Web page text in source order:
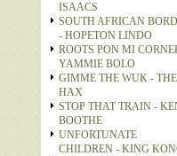
ISAACS
SOUTH AFRICAN
- HOPETON LINDO
ROOTS PON MI
YAMMIE BOLO
GIMME THE WUK - THE
HAX
STOP THAT TRAIN -
BOOTHE
UNFORTUNATE
CHILDREN - KING